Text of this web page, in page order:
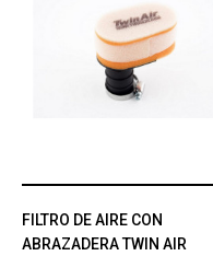
FILTRO DE AIRE CON
ABRAZADERA TWIN AIR